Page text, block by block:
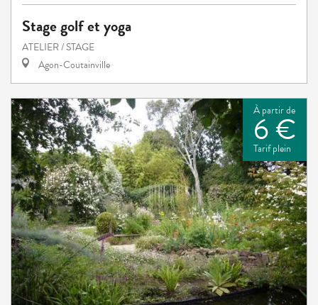
Stage golf et yoga
ATELIER / STAGE
Agon-Coutainville
À partir de
6 €
Tarif plein